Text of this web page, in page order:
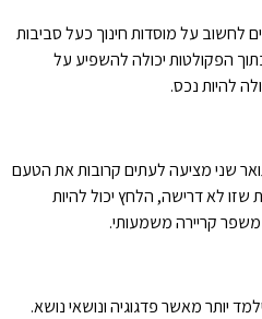
לחשוב על מוסדות חינוך כעל סביבות
הפקולטות יכולה להשפיע על
להיות נכס.
שני מציעה לעתים קרובות את הטעם
לא דרישה, הלחץ יכול להיות
משפר קריירה משמעותי.
יותר מאשר פדגוגיה ונושאי נושא.